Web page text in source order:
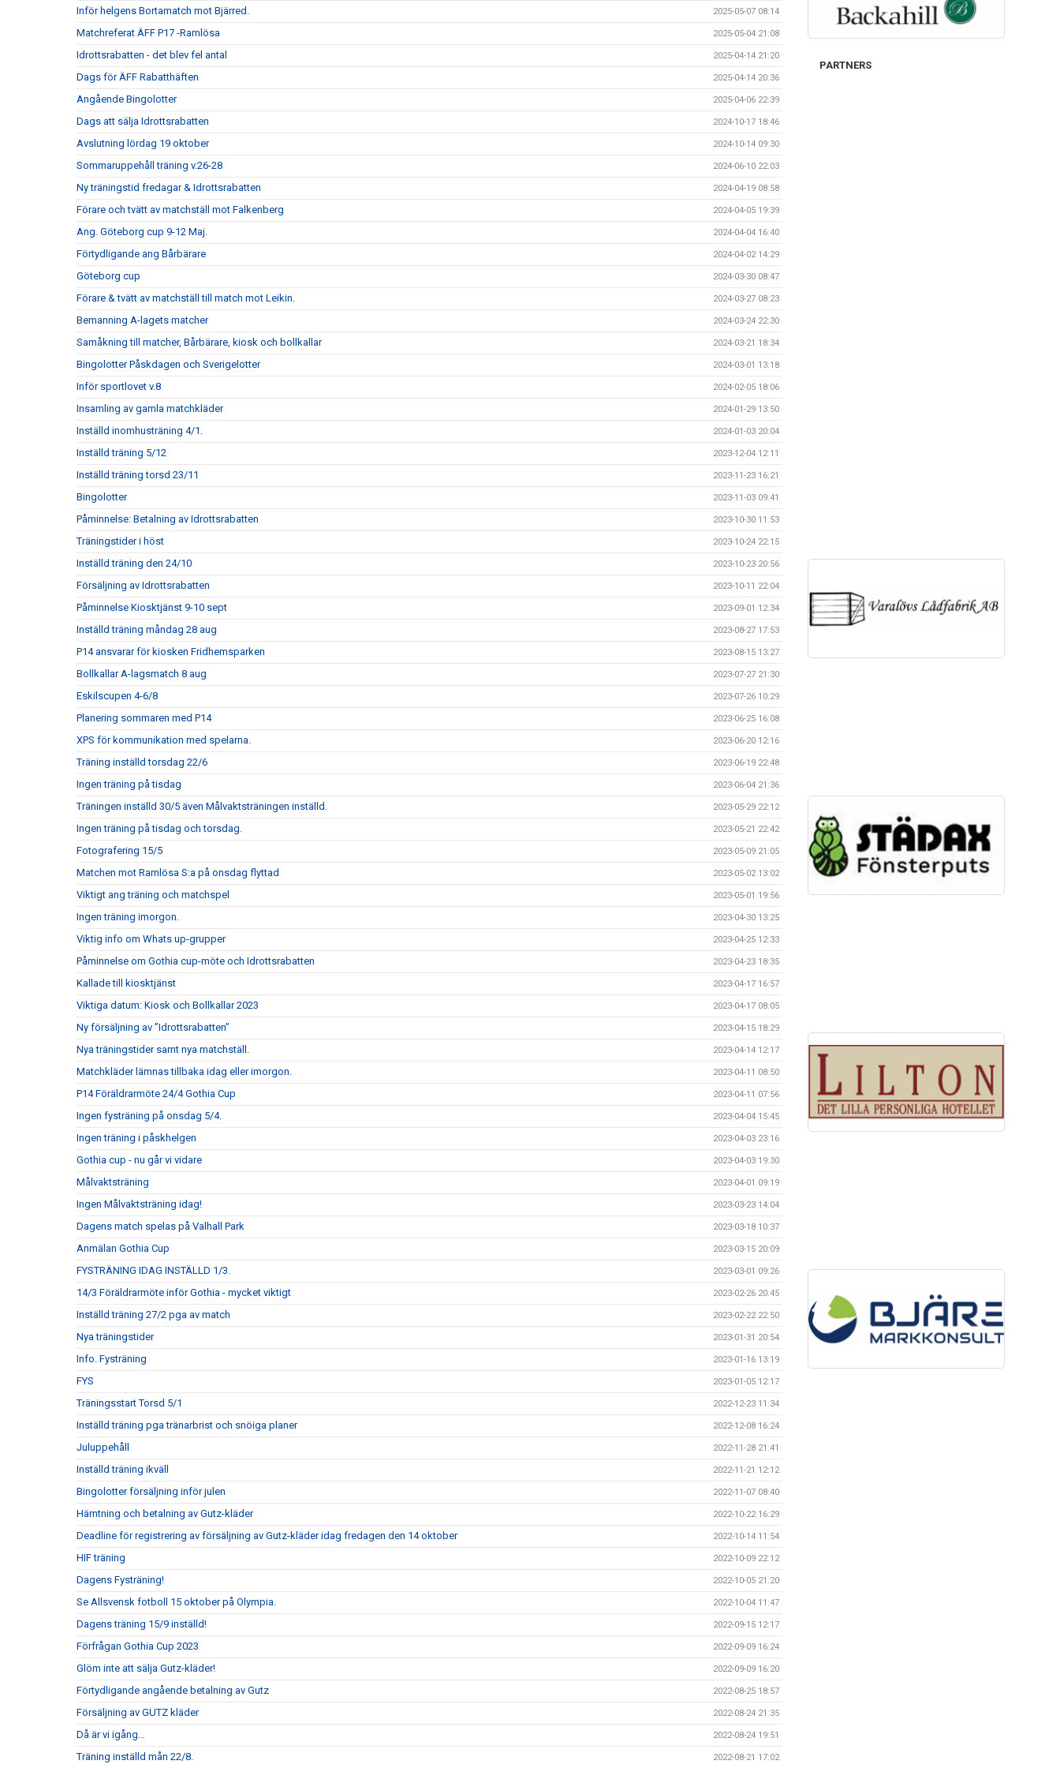
Inför helgens Bortamatch mot Bjärred. 2025-05-07 08:14
Matchreferat ÄFF P17 -Ramlösa 2025-05-04 21:08
Idrottsrabatten - det blev fel antal 2025-04-14 21:20
Dags för ÄFF Rabatthäften 2025-04-14 20:36
Angående Bingolotter 2025-04-06 22:39
Dags att sälja Idrottsrabatten 2024-10-17 18:46
Avslutning lördag 19 oktober 2024-10-14 09:30
Sommaruppehåll träning v.26-28 2024-06-10 22:03
Ny träningstid fredagar & Idrottsrabatten 2024-04-19 08:58
Förare och tvätt av matchställ mot Falkenberg 2024-04-05 19:39
Ang. Göteborg cup 9-12 Maj. 2024-04-04 16:40
Förtydligande ang Bårbärare 2024-04-02 14:29
Göteborg cup 2024-03-30 08:47
Förare & tvätt av matchställ till match mot Leikin. 2024-03-27 08:23
Bemanning A-lagets matcher 2024-03-24 22:30
Samåkning till matcher, Bårbärare, kiosk och bollkallar 2024-03-21 18:34
Bingolotter Påskdagen och Sverigelotter 2024-03-01 13:18
Inför sportlovet v.8 2024-02-05 18:06
Insamling av gamla matchkläder 2024-01-29 13:50
Inställd inomhusträning 4/1. 2024-01-03 20:04
Inställd träning 5/12 2023-12-04 12:11
Inställd träning torsd 23/11 2023-11-23 16:21
Bingolotter 2023-11-03 09:41
Påminnelse: Betalning av Idrottsrabatten 2023-10-30 11:53
Träningstider i höst 2023-10-24 22:15
Inställd träning den 24/10 2023-10-23 20:56
Försäljning av Idrottsrabatten 2023-10-11 22:04
Påminnelse Kiosktjänst 9-10 sept 2023-09-01 12:34
Inställd träning måndag 28 aug 2023-08-27 17:53
P14 ansvarar för kiosken Fridhemsparken 2023-08-15 13:27
Bollkallar A-lagsmatch 8 aug 2023-07-27 21:30
Eskilscupen 4-6/8 2023-07-26 10:29
Planering sommaren med P14 2023-06-25 16:08
XPS för kommunikation med spelarna. 2023-06-20 12:16
Träning inställd torsdag 22/6 2023-06-19 22:48
Ingen träning på tisdag 2023-06-04 21:36
Träningen inställd 30/5 även Målvaktsträningen inställd. 2023-05-29 22:12
Ingen träning på tisdag och torsdag. 2023-05-21 22:42
Fotografering 15/5 2023-05-09 21:05
Matchen mot Ramlösa S:a på onsdag flyttad 2023-05-02 13:02
Viktigt ang träning och matchspel 2023-05-01 19:56
Ingen träning imorgon. 2023-04-30 13:25
Viktig info om Whats up-grupper 2023-04-25 12:33
Påminnelse om Gothia cup-möte och Idrottsrabatten 2023-04-23 18:35
Kallade till kiosktjänst 2023-04-17 16:57
Viktiga datum: Kiosk och Bollkallar 2023 2023-04-17 08:05
Ny försäljning av ”Idrottsrabatten” 2023-04-15 18:29
Nya träningstider samt nya matchställ. 2023-04-14 12:17
Matchkläder lämnas tillbaka idag eller imorgon. 2023-04-11 08:50
P14 Föräldrarmöte 24/4 Gothia Cup 2023-04-11 07:56
Ingen fysträning på onsdag 5/4. 2023-04-04 15:45
Ingen träning i påskhelgen 2023-04-03 23:16
Gothia cup - nu går vi vidare 2023-04-03 19:30
Målvaktsträning 2023-04-01 09:19
Ingen Målvaktsträning idag! 2023-03-23 14:04
Dagens match spelas på Valhall Park 2023-03-18 10:37
Anmälan Gothia Cup 2023-03-15 20:09
FYSTRÄNING IDAG INSTÄLLD 1/3. 2023-03-01 09:26
14/3 Föräldrarmöte inför Gothia - mycket viktigt 2023-02-26 20:45
Inställd träning 27/2 pga av match 2023-02-22 22:50
Nya träningstider 2023-01-31 20:54
Info. Fysträning 2023-01-16 13:19
FYS 2023-01-05 12:17
Träningsstart Torsd 5/1 2022-12-23 11:34
Inställd träning pga tränarbrist och snöiga planer 2022-12-08 16:24
Juluppehåll 2022-11-28 21:41
Inställd träning ikväll 2022-11-21 12:12
Bingolotter försäljning inför julen 2022-11-07 08:40
Hämtning och betalning av Gutz-kläder 2022-10-22 16:29
Deadline för registrering av försäljning av Gutz-kläder idag fredagen den 14 oktober 2022-10-14 11:54
HIF träning 2022-10-09 22:12
Dagens Fysträning! 2022-10-05 21:20
Se Allsvensk fotboll 15 oktober på Olympia. 2022-10-04 11:47
Dagens träning 15/9 inställd! 2022-09-15 12:17
Förfrågan Gothia Cup 2023 2022-09-09 16:24
Glöm inte att sälja Gutz-kläder! 2022-09-09 16:20
Förtydligande angående betalning av Gutz 2022-08-25 18:57
Försäljning av GUTZ kläder 2022-08-24 21:35
Då är vi igång… 2022-08-24 19:51
Träning inställd mån 22/8. 2022-08-21 17:02
PARTNERS